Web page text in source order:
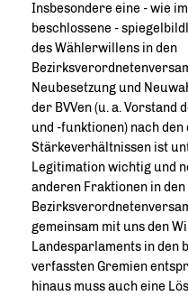
Insbesondere eine - wie
beschlossene -
des Wählerwillens in den
Neubesetzung und
der BVVen (u. a. Vorstand
und -funktionen) nach
Stärkeverhältnissen ist
Legitimation wichtig und
anderen Fraktionen in den
gemeinsam mit uns den
Landesparlaments in
verfassten Gremien
hinaus muss auch eine